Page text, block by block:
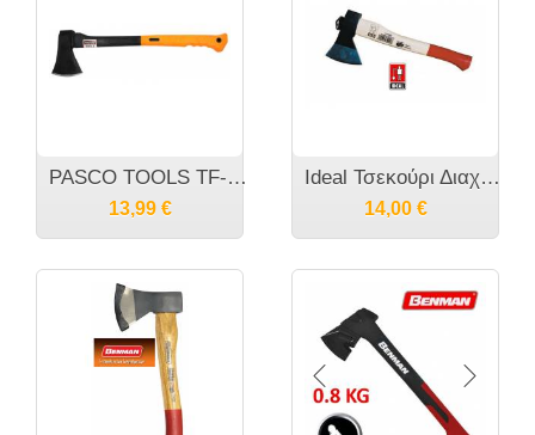
PASCO TOOLS TF-1000 Τσεκούρι λαβής Fibreglass 1 κιλού
13,99 €
Ideal Τσεκούρι Διαχωρισμού
14,00 €